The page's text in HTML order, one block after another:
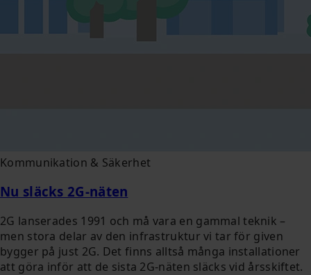
Kommunikation & Säkerhet
Nu släcks 2G-näten
2G lanserades 1991 och må vara en gammal teknik –
men stora delar av den infrastruktur vi tar för given
bygger på just 2G. Det finns alltså många installationer
att göra inför att de sista 2G-näten släcks vid årsskiftet.